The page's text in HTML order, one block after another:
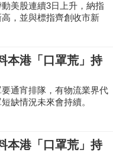
美股連續3日上升，納指
，並與標指齊創收市新
。納指高見9574點，
本港「口罩荒」持
通宵排隊，有物流業界代
缺情況未來會持續。
本港「口罩荒」持